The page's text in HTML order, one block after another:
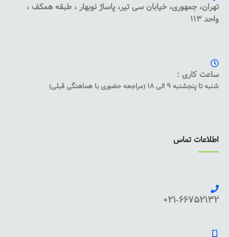
تهران، جمهوری، خیابان سی تیر، پاساژ نوبهار ، طبقه همکف ،
واحد 113
ساعت کاری :
شنبه تا پنجشنبه 9 الی 18 (مراجعه حضوری با هماهنگی قبلی)
اطلاعات تماس
021-66752132